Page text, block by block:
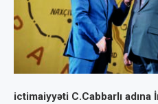
ictimaiyyəti C.Cabbarlı adına